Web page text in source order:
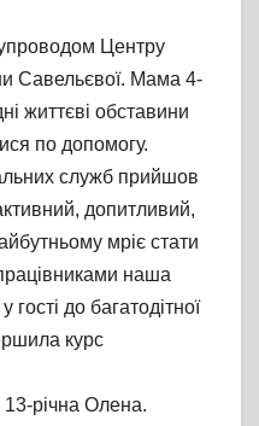
Центру
Савельєвої. Мама 4-
життєві обставини
по допомогу.
служб прийшов
допитливий,
мріє стати
наша
гості до багатодітної
курс
річна Олена.